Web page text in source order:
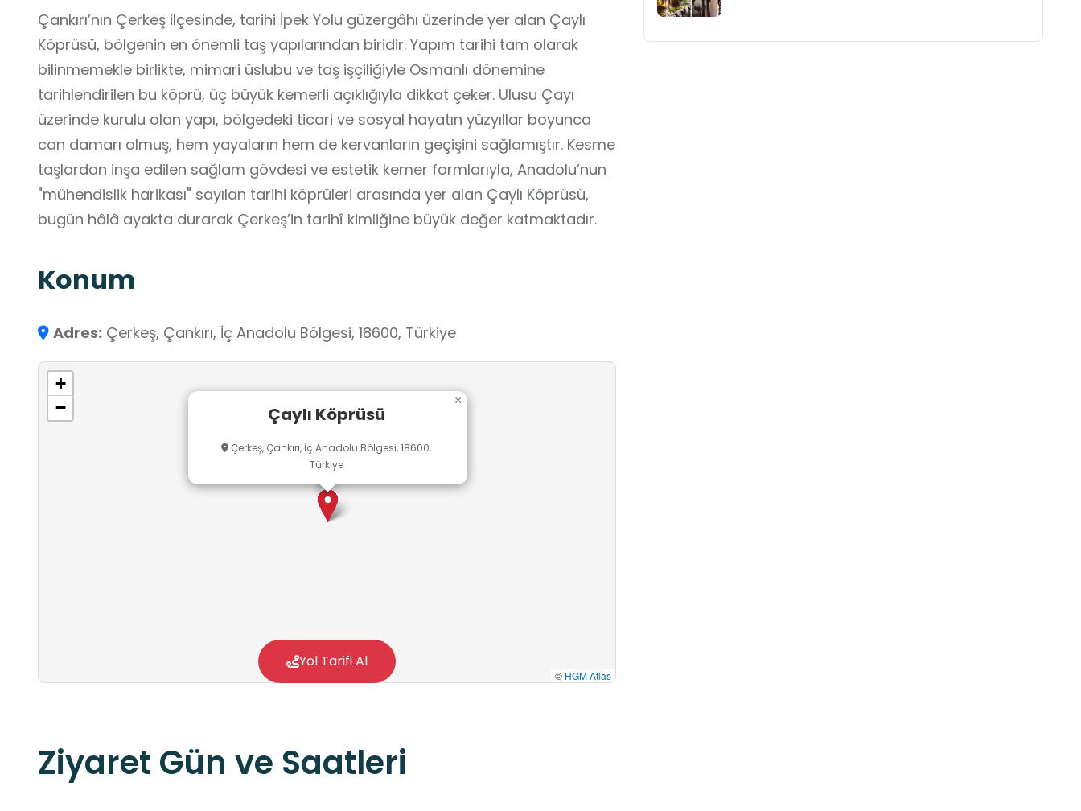
Çankırı’nın Çerkeş ilçesinde, tarihi İpek Yolu güzergâhı üzerinde yer alan Çaylı
Köprüsü, bölgenin en önemli taş yapılarından biridir. Yapım tarihi tam olarak
bilinmemekle birlikte, mimari üslubu ve taş işçiliğiyle Osmanlı dönemine
tarihlendirilen bu köprü, üç büyük kemerli açıklığıyla dikkat çeker. Ulusu Çayı
üzerinde kurulu olan yapı, bölgedeki ticari ve sosyal hayatın yüzyıllar boyunca
can damarı olmuş, hem yayaların hem de kervanların geçişini sağlamıştır. Kesme
taşlardan inşa edilen sağlam gövdesi ve estetik kemer formlarıyla, Anadolu’nun
"mühendislik harikası" sayılan tarihi köprüleri arasında yer alan Çaylı Köprüsü,
bugün hâlâ ayakta durarak Çerkeş’in tarihî kimliğine büyük değer katmaktadır.
Konum
Adres: Çerkeş, Çankırı, İç Anadolu Bölgesi, 18600, Türkiye
Çaylı Köprüsü
Çerkeş, Çankırı, İç Anadolu Bölgesi, 18600,
Türkiye
×
+
−
© HGM Atlas
Yol Tarifi Al
Ziyaret Gün ve Saatleri